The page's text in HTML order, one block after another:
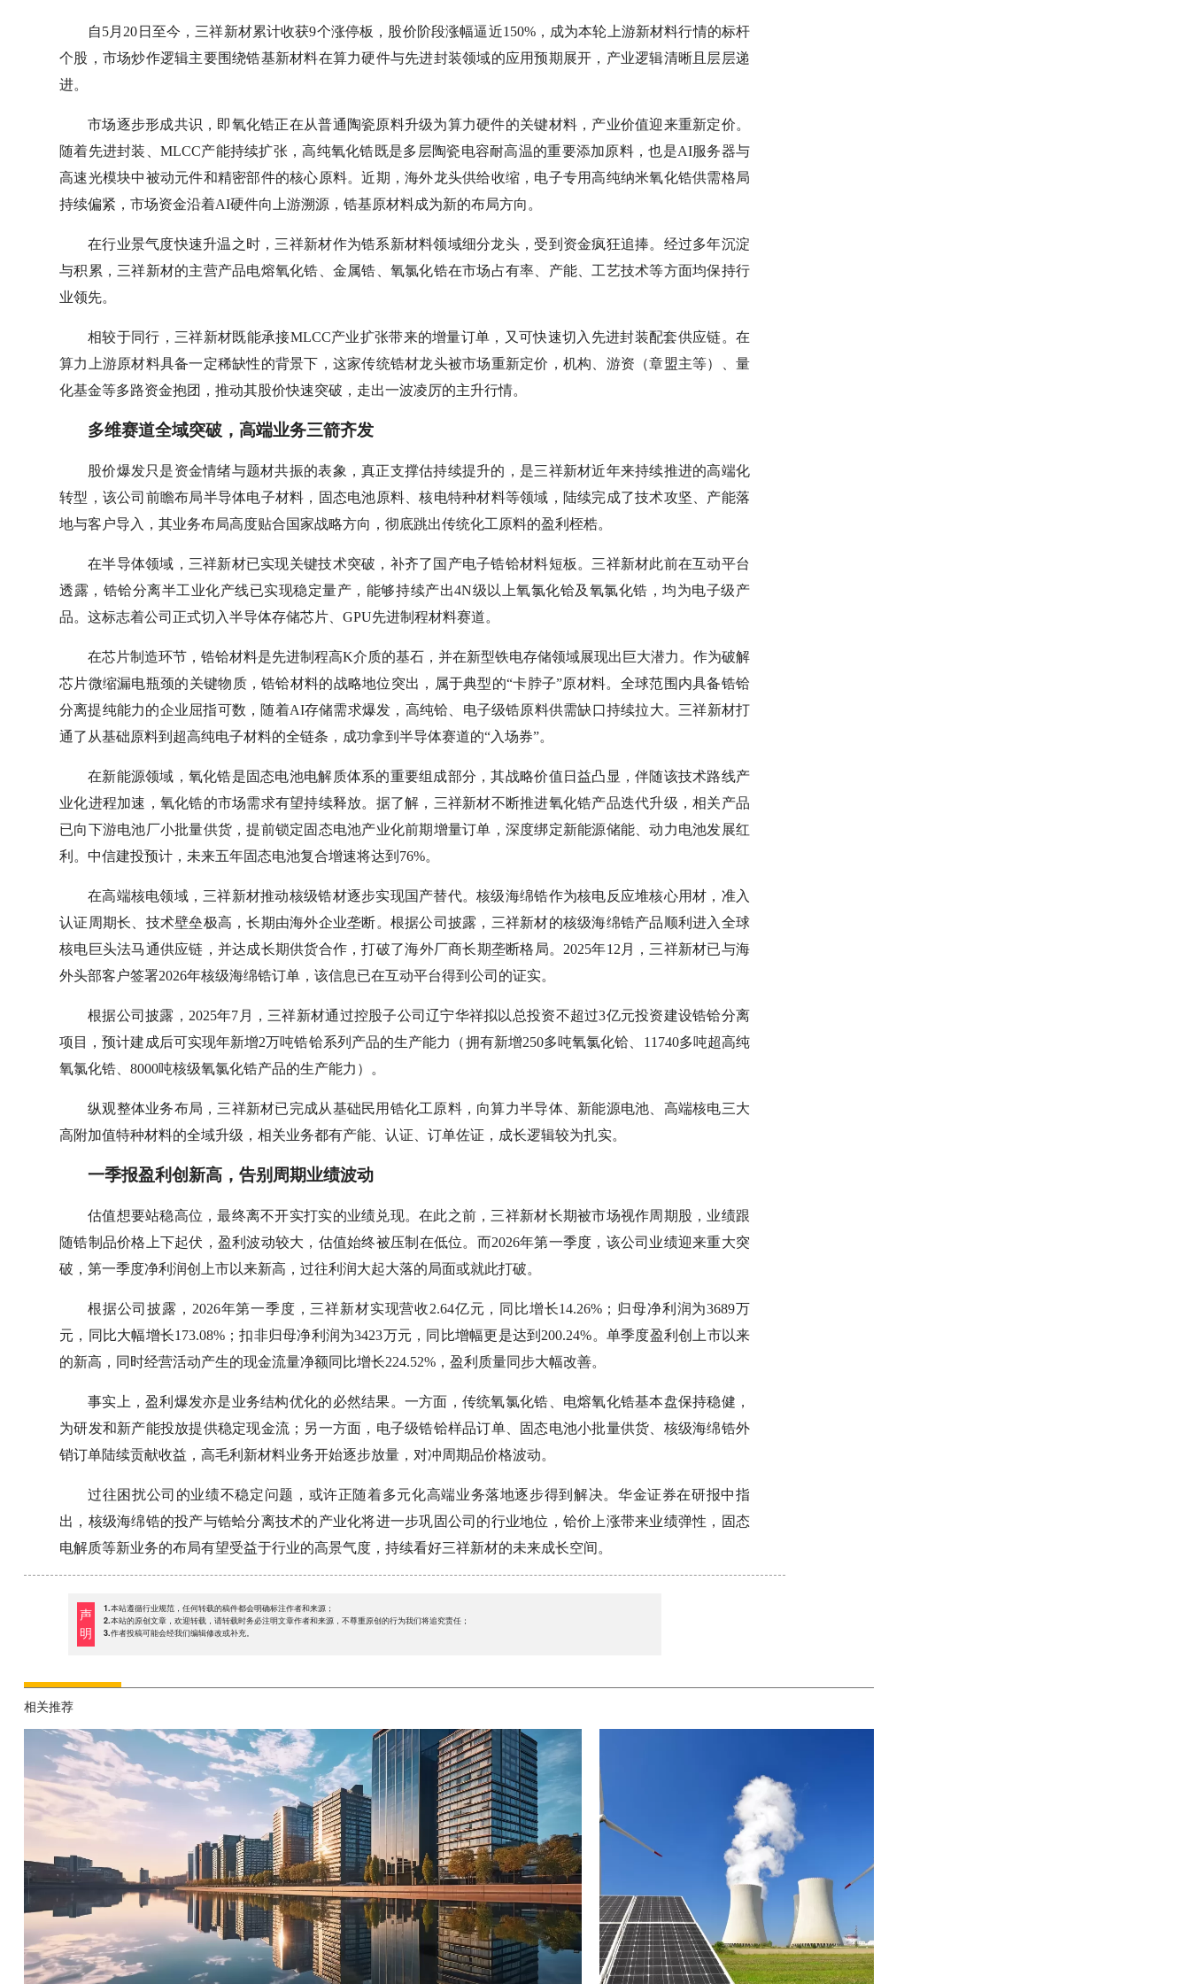
自5月20日至今，三祥新材累计收获9个涨停板，股价阶段涨幅逼近150%，成为本轮上游新材料行情的标杆
个股，市场炒作逻辑主要围绕锆基新材料在算力硬件与先进封装领域的应用预期展开，产业逻辑清晰且层层递
进。
市场逐步形成共识，即氧化锆正在从普通陶瓷原料升级为算力硬件的关键材料，产业价值迎来重新定价。
随着先进封装、MLCC产能持续扩张，高纯氧化锆既是多层陶瓷电容耐高温的重要添加原料，也是AI服务器与
高速光模块中被动元件和精密部件的核心原料。近期，海外龙头供给收缩，电子专用高纯纳米氧化锆供需格局
持续偏紧，市场资金沿着AI硬件向上游溯源，锆基原材料成为新的布局方向。
在行业景气度快速升温之时，三祥新材作为锆系新材料领域细分龙头，受到资金疯狂追捧。经过多年沉淀
与积累，三祥新材的主营产品电熔氧化锆、金属锆、氧氯化锆在市场占有率、产能、工艺技术等方面均保持行
业领先。
相较于同行，三祥新材既能承接MLCC产业扩张带来的增量订单，又可快速切入先进封装配套供应链。在
算力上游原材料具备一定稀缺性的背景下，这家传统锆材龙头被市场重新定价，机构、游资（章盟主等）、量
化基金等多路资金抱团，推动其股价快速突破，走出一波凌厉的主升行情。
多维赛道全域突破，高端业务三箭齐发
股价爆发只是资金情绪与题材共振的表象，真正支撑估持续提升的，是三祥新材近年来持续推进的高端化
转型，该公司前瞻布局半导体电子材料，固态电池原料、核电特种材料等领域，陆续完成了技术攻坚、产能落
地与客户导入，其业务布局高度贴合国家战略方向，彻底跳出传统化工原料的盈利桎梏。
在半导体领域，三祥新材已实现关键技术突破，补齐了国产电子锆铪材料短板。三祥新材此前在互动平台
透露，锆铪分离半工业化产线已实现稳定量产，能够持续产出4N级以上氧氯化铪及氧氯化锆，均为电子级产
品。这标志着公司正式切入半导体存储芯片、GPU先进制程材料赛道。
在芯片制造环节，锆铪材料是先进制程高K介质的基石，并在新型铁电存储领域展现出巨大潜力。作为破解
芯片微缩漏电瓶颈的关键物质，锆铪材料的战略地位突出，属于典型的“卡脖子”原材料。全球范围内具备锆铪
分离提纯能力的企业屈指可数，随着AI存储需求爆发，高纯铪、电子级锆原料供需缺口持续拉大。三祥新材打
通了从基础原料到超高纯电子材料的全链条，成功拿到半导体赛道的“入场券”。
在新能源领域，氧化锆是固态电池电解质体系的重要组成部分，其战略价值日益凸显，伴随该技术路线产
业化进程加速，氧化锆的市场需求有望持续释放。据了解，三祥新材不断推进氧化锆产品迭代升级，相关产品
已向下游电池厂小批量供货，提前锁定固态电池产业化前期增量订单，深度绑定新能源储能、动力电池发展红
利。中信建投预计，未来五年固态电池复合增速将达到76%。
在高端核电领域，三祥新材推动核级锆材逐步实现国产替代。核级海绵锆作为核电反应堆核心用材，准入
认证周期长、技术壁垒极高，长期由海外企业垄断。根据公司披露，三祥新材的核级海绵锆产品顺利进入全球
核电巨头法马通供应链，并达成长期供货合作，打破了海外厂商长期垄断格局。2025年12月，三祥新材已与海
外头部客户签署2026年核级海绵锆订单，该信息已在互动平台得到公司的证实。
根据公司披露，2025年7月，三祥新材通过控股子公司辽宁华祥拟以总投资不超过3亿元投资建设锆铪分离
项目，预计建成后可实现年新增2万吨锆铪系列产品的生产能力（拥有新增250多吨氧氯化铪、11740多吨超高纯
氧氯化锆、8000吨核级氧氯化锆产品的生产能力）。
纵观整体业务布局，三祥新材已完成从基础民用锆化工原料，向算力半导体、新能源电池、高端核电三大
高附加值特种材料的全域升级，相关业务都有产能、认证、订单佐证，成长逻辑较为扎实。
一季报盈利创新高，告别周期业绩波动
估值想要站稳高位，最终离不开实打实的业绩兑现。在此之前，三祥新材长期被市场视作周期股，业绩跟
随锆制品价格上下起伏，盈利波动较大，估值始终被压制在低位。而2026年第一季度，该公司业绩迎来重大突
破，第一季度净利润创上市以来新高，过往利润大起大落的局面或就此打破。
根据公司披露，2026年第一季度，三祥新材实现营收2.64亿元，同比增长14.26%；归母净利润为3689万
元，同比大幅增长173.08%；扣非归母净利润为3423万元，同比增幅更是达到200.24%。单季度盈利创上市以来
的新高，同时经营活动产生的现金流量净额同比增长224.52%，盈利质量同步大幅改善。
事实上，盈利爆发亦是业务结构优化的必然结果。一方面，传统氧氯化锆、电熔氧化锆基本盘保持稳健，
为研发和新产能投放提供稳定现金流；另一方面，电子级锆铪样品订单、固态电池小批量供货、核级海绵锆外
销订单陆续贡献收益，高毛利新材料业务开始逐步放量，对冲周期品价格波动。
过往困扰公司的业绩不稳定问题，或许正随着多元化高端业务落地逐步得到解决。华金证券在研报中指
出，核级海绵锆的投产与锆蛤分离技术的产业化将进一步巩固公司的行业地位，铪价上涨带来业绩弹性，固态
电解质等新业务的布局有望受益于行业的高景气度，持续看好三祥新材的未来成长空间。
声
明
1.本站遵循行业规范，任何转载的稿件都会明确标注作者和来源；
2.本站的原创文章，欢迎转载，请转载时务必注明文章作者和来源，不尊重原创的行为我们将追究责任；
3.作者投稿可能会经我们编辑修改或补充。
相关推荐